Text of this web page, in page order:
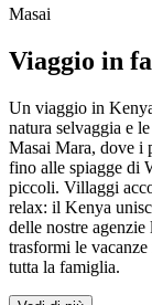
Masai
Viaggio in
Un viaggio in
natura selvaggia e
Masai Mara, dove i
fino alle spiagge di
piccoli. Villaggi
relax: il Kenya
delle nostre
trasformi le
tutta la famiglia.